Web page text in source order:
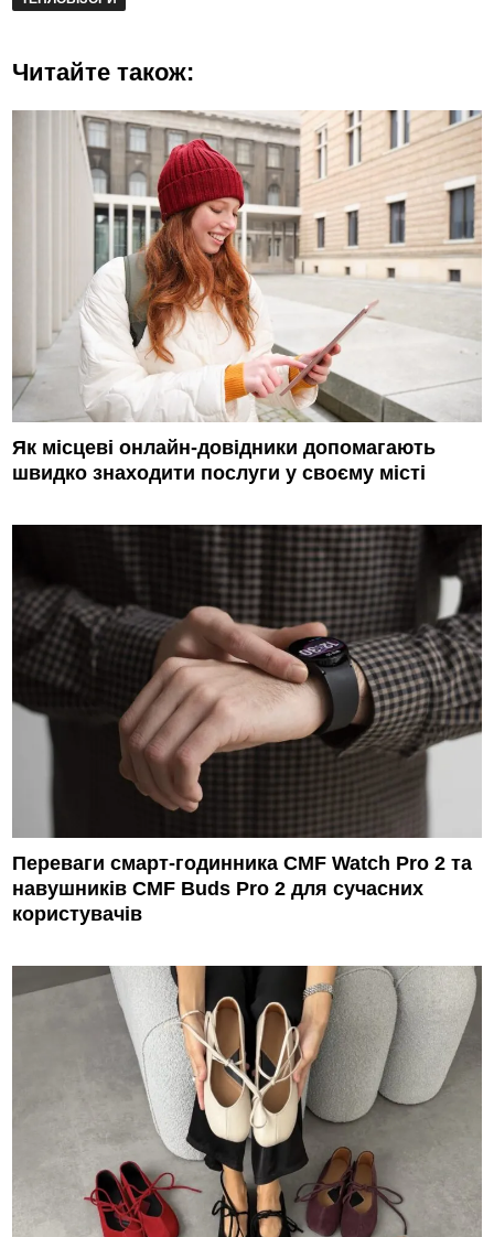
Читайте також:
Як місцеві онлайн-довідники допомагають
швидко знаходити послуги у своєму місті
Переваги смарт-годинника CMF Watch Pro 2 та
навушників CMF Buds Pro 2 для сучасних
користувачів